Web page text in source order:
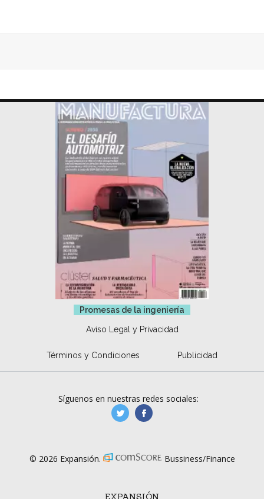
Promesas de la ingeniería
Aviso Legal y Privacidad
Términos y Condiciones Publicidad
EXPANSIÓN
Síguenos en nuestras redes sociales:
manufacturaGE
© 2026 Expansión. Bussiness/Finance